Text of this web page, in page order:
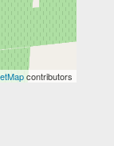
contributors